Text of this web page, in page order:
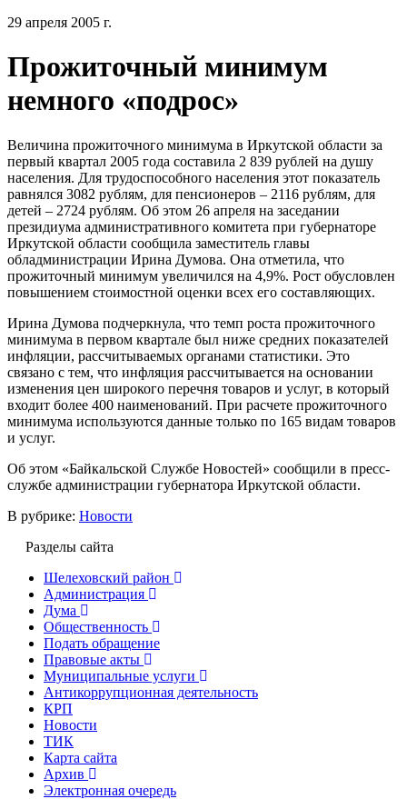
29 апреля 2005 г.
Прожиточный минимум
немного «подрос»
Величина прожиточного минимума в Иркутской области за
первый квартал 2005 года составила 2 839 рублей на душу
населения. Для трудоспособного населения этот показатель
равнялся 3082 рублям, для пенсионеров – 2116 рублям, для
детей – 2724 рублям. Об этом 26 апреля на заседании
президиума административного комитета при губернаторе
Иркутской области сообщила заместитель главы
обладминистрации Ирина Думова. Она отметила, что
прожиточный минимум увеличился на 4,9%. Рост обусловлен
повышением стоимостной оценки всех его составляющих.
Ирина Думова подчеркнула, что темп роста прожиточного
минимума в первом квартале был ниже средних показателей
инфляции, рассчитываемых органами статистики. Это
связано с тем, что инфляция рассчитывается на основании
изменения цен широкого перечня товаров и услуг, в который
входит более 400 наименований. При расчете прожиточного
минимума используются данные только по 165 видам товаров
и услуг.
Об этом «Байкальской Службе Новостей» сообщили в пресс-
службе администрации губернатора Иркутской области.
В рубрике: Новости
Разделы сайта
Шелеховский район
Администрация
Дума
Общественность
Подать обращение
Правовые акты
Муниципальные услуги
Антикоррупционная деятельность
КРП
Новости
ТИК
Карта сайта
Архив
Электронная очередь